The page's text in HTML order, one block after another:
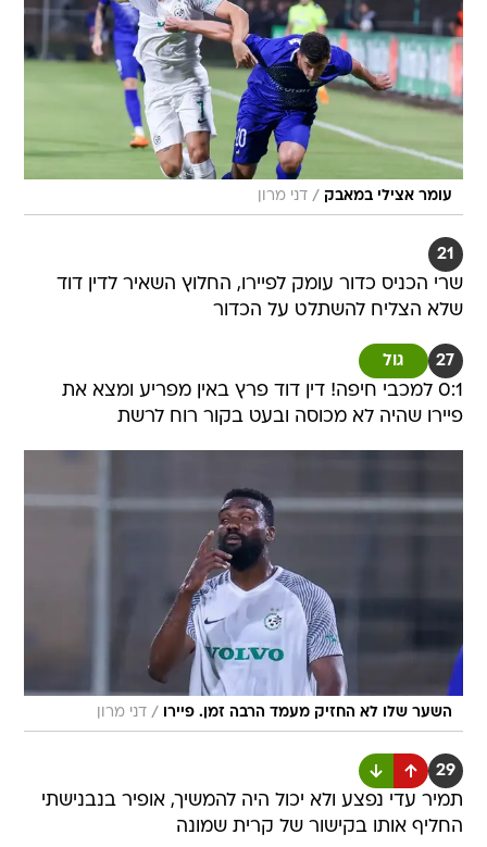
עומר אצילי במאבק / דני מרון
21
שרי הכניס כדור עומק לפיירו, החלוץ השאיר לדין דוד
שלא הצליח להשתלט על הכדור
27 גול
0:1 למכבי חיפה! דין דוד פרץ באין מפריע ומצא את
פיירו שהיה לא מכוסה ובעט בקור רוח לרשת
השער שלו לא החזיק מעמד הרבה זמן. פיירו / דני מרון
29
תמיר עדי נפצע ולא יכול היה להמשיך, אופיר בנבנישתי
החליף אותו בקישור של קרית שמונה